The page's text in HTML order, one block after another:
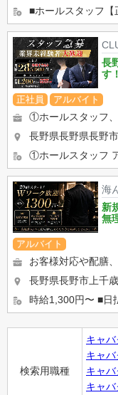
長
す！
正社員 アルバイト
長野県長野県長野
海
新
無
アルバイト
検索用職種
キャ
キャ
キャ
キャ